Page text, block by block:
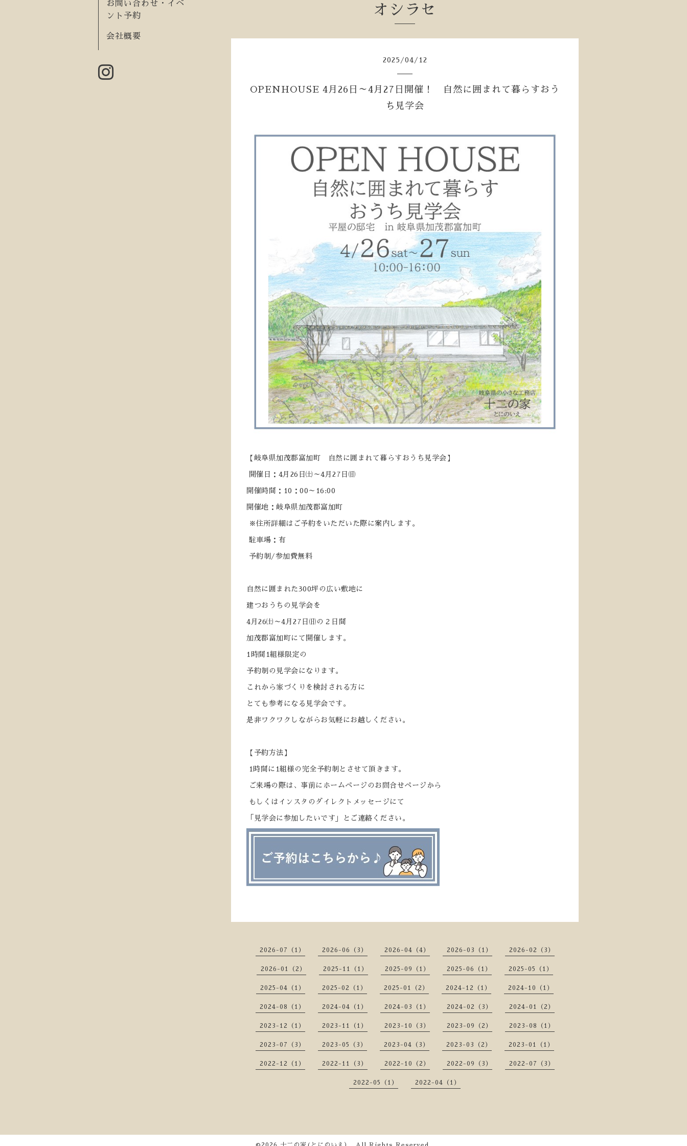
お問い合わせ・イベ
ント予約
会社概要
オシラセ
2025 /04 / 12
OPENHOUSE 4月26日～4月27日開催！ 自然に囲まれて暮らすおう
ち見学会
【岐阜県加茂郡富加町 自然に囲まれて暮らすおうち見学会】
開催日：4月26日㈯～4月27日㈰
開催時間：10：00～16:00
開催地：岐阜県加茂郡富加町
※住所詳細はご予約をいただいた際に案内します。
駐車場：有
予約制/参加費無料
自然に囲まれた300坪の広い敷地に
建つおうちの見学会を
4月26㈯～4月27日㈰の２日間
加茂郡富加町にて開催します。
1時間1組様限定の
予約制の見学会になります。
これから家づくりを検討される方に
とても参考になる見学会です。
是非ワクワクしながらお気軽にお越しください。
【予約方法】
1時間に1組様の完全予約制とさせて頂きます。
ご来場の際は、事前にホームページのお問合せページから
もしくはインスタのダイレクトメッセージにて
「見学会に参加したいです」とご連絡ください。
2026-07（1） 2026-06（3） 2026-04（4） 2026-03（1） 2026-02（3）
2026-01（2） 2025-11（1） 2025-09（1） 2025-06（1） 2025-05（1）
2025-04（1） 2025-02（1） 2025-01（2） 2024-12（1） 2024-10（1）
2024-08（1） 2024-04（1） 2024-03（1） 2024-02（3） 2024-01（2）
2023-12（1） 2023-11（1） 2023-10（3） 2023-09（2） 2023-08（1）
2023-07（3） 2023-05（3） 2023-04（3） 2023-03（2） 2023-01（1）
2022-12（1） 2022-11（3） 2022-10（2） 2022-09（3） 2022-07（3）
2022-05（1） 2022-04（1）